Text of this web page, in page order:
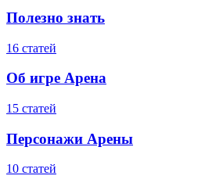
Полезно знать
16 статей
Об игре Арена
15 статей
Персонажи Арены
10 статей